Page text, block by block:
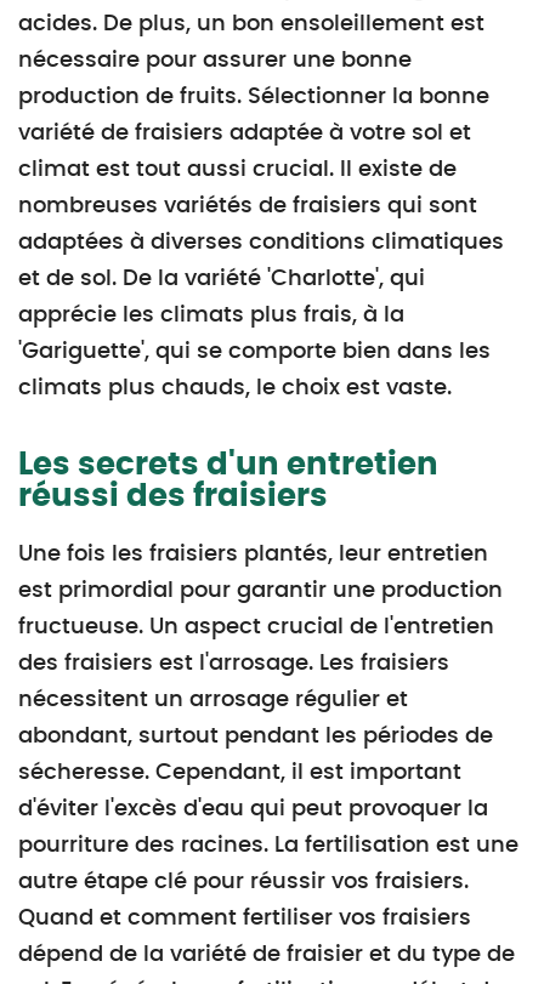
acides. De plus, un bon ensoleillement est
nécessaire pour assurer une bonne
production de fruits. Sélectionner la bonne
variété de fraisiers adaptée à votre sol et
climat est tout aussi crucial. Il existe de
nombreuses variétés de fraisiers qui sont
adaptées à diverses conditions climatiques
et de sol. De la variété 'Charlotte', qui
apprécie les climats plus frais, à la
'Gariguette', qui se comporte bien dans les
climats plus chauds, le choix est vaste.
Les secrets d'un entretien
réussi des fraisiers
Une fois les fraisiers plantés, leur entretien
est primordial pour garantir une production
fructueuse. Un aspect crucial de l'entretien
des fraisiers est l'arrosage. Les fraisiers
nécessitent un arrosage régulier et
abondant, surtout pendant les périodes de
sécheresse. Cependant, il est important
d'éviter l'excès d'eau qui peut provoquer la
pourriture des racines. La fertilisation est une
autre étape clé pour réussir vos fraisiers.
Quand et comment fertiliser vos fraisiers
dépend de la variété de fraisier et du type de